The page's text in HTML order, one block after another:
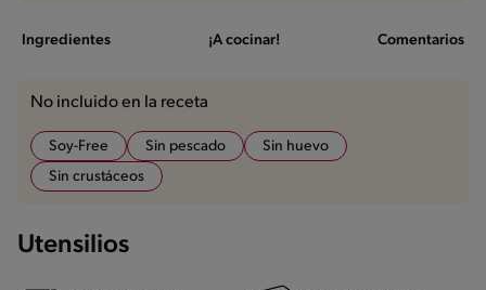
Ingredientes ¡A cocinar! Comentarios
No incluido en la receta
Soy-Free Sin pescado
Sin huevo
Sin crustáceos
Utensilios